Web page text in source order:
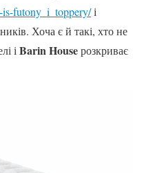
is-futony_i_toppery/і
Хоча є й такі, хто не
і Barin Houseрозкриває